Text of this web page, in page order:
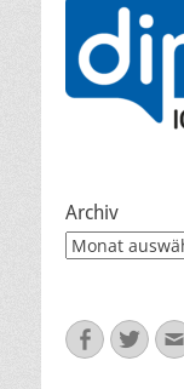
Archiv
Archiv